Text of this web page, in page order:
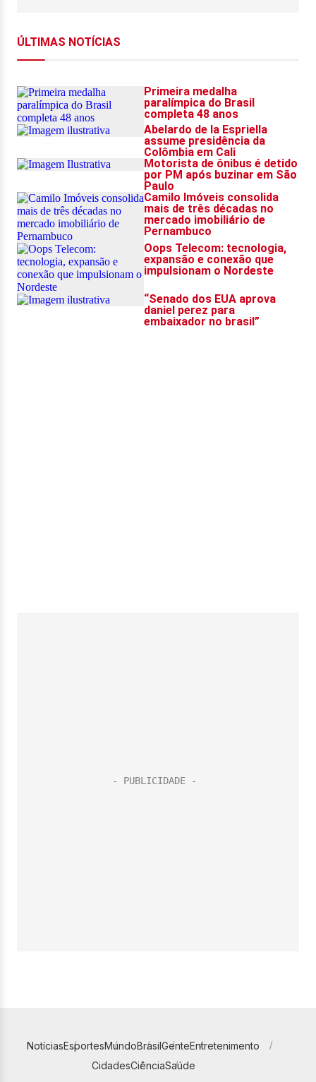
NotíciasEsportesMundoBrasilGenteEntretenimento
CidadesCiênciaSaúde